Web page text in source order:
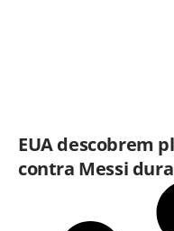
EUA descobrem
contra Messi